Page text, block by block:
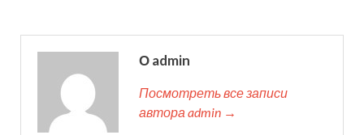
О admin
Посмотреть все записи
автора admin →